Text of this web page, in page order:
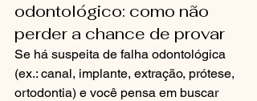
odontológico: como não
perder a chance de provar
Se há suspeita de falha odontológica
(ex.: canal, implante, extração, prótese,
ortodontia) e você pensa em buscar